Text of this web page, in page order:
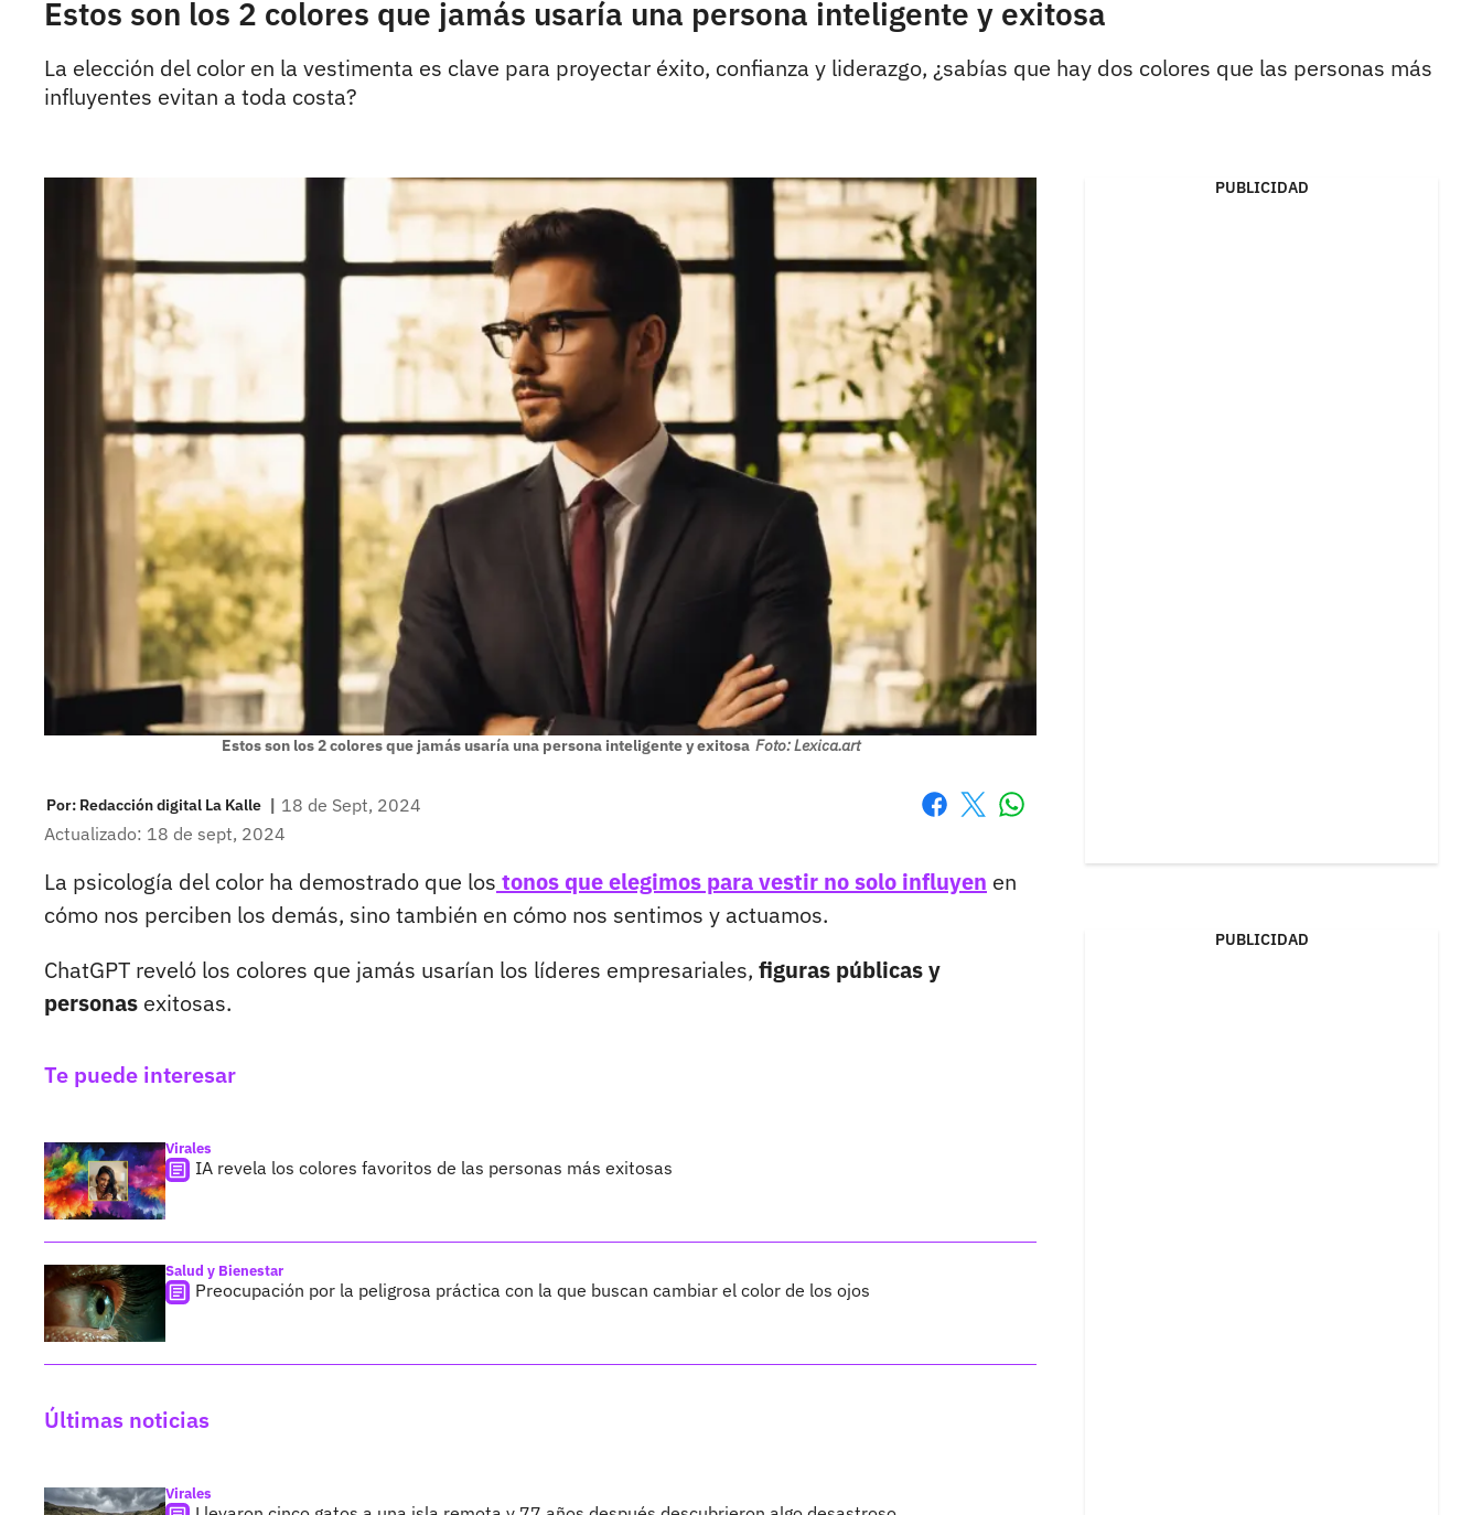
Estos son los 2 colores que jamás usaría una persona inteligente y exitosa
La elección del color en la vestimenta es clave para proyectar éxito, confianza y liderazgo, ¿sabías que hay dos colores que las personas más
influyentes evitan a toda costa?
Estos son los 2 colores que jamás usaría una persona inteligente y exitosa Foto: Lexica.art
Por: Redacción digital La Kalle | 18 de Sept, 2024
Actualizado: 18 de sept, 2024
La psicología del color ha demostrado que los tonos que elegimos para vestir no solo influyen en
cómo nos perciben los demás, sino también en cómo nos sentimos y actuamos.
ChatGPT reveló los colores que jamás usarían los líderes empresariales, figuras públicas y
personas exitosas.
Te puede interesar
Virales
IA revela los colores favoritos de las personas más exitosas
Salud y Bienestar
Preocupación por la peligrosa práctica con la que buscan cambiar el color de los ojos
Últimas noticias
Virales
PUBLICIDAD
PUBLICIDAD